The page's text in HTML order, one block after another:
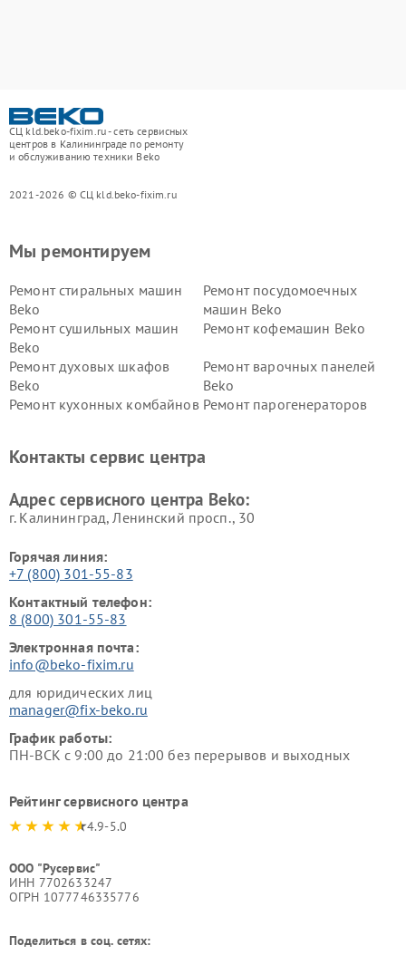
СЦ kld.beko-fixim.ru - сеть сервисных
центров в Калининграде по ремонту
и обслуживанию техники Beko
2021-2026 © СЦ kld.beko-fixim.ru
Мы ремонтируем
Ремонт стиральных машин
Beko
Ремонт посудомоечных
машин Beko
Ремонт сушильных машин
Beko
Ремонт кофемашин Beko
Ремонт духовых шкафов
Beko
Ремонт варочных панелей
Beko
Ремонт кухонных комбайнов Ремонт парогенераторов
Ремонт холодильников Beko Ремонт морозильных камер
Контакты сервис центра
Адрес сервисного центра Beko:
г. Калининград, Ленинский просп., 30
Горячая линия:
+7 (800) 301-55-83
Контактный телефон:
8 (800) 301-55-83
Электронная почта:
info@beko-fixim.ru
для юридических лиц
manager@fix-beko.ru
График работы:
ПН-ВСК с 9:00 до 21:00 без перерывов и выходных
Рейтинг сервисного центра
4.9-5.0
ООО "Русервис"
ИНН 7702633247
ОГРН 1077746335776
Поделиться в соц. сетях: